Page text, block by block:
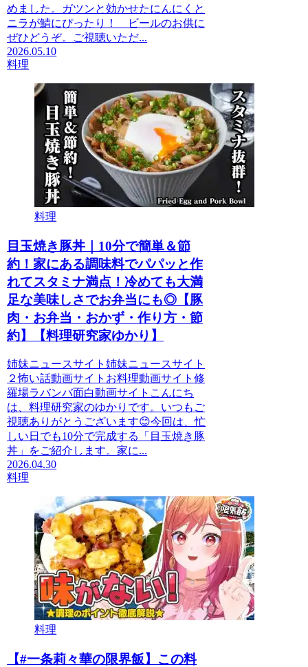
めました。ガツンと効かせたにんにくと
ニラが鯖にぴったり！ ビールのお供に
ぜひどうぞ。ご視聴いただ...
2026.05.10
料理
料理
目玉焼き豚丼｜10分で簡単＆節
約！家にある調味料でパパッと作
れてスタミナ満点！冷めても大満
足な美味しさでお弁当にも◎【豚
肉・お弁当・おかず・作り方・節
約】【料理研究家ゆかり】
姉妹ニュースサイト姉妹ニュースサイト
２怖い話動画サイトお料理動画サイト修
羅場ラバンバ面白動画サイトこんにち
は、料理研究家のゆかりです。いつもご
視聴ありがとうございます😊今回は、忙
しい日でも10分で完成する「目玉焼き豚
丼」をご紹介します。家に...
2026.04.30
料理
料理
【#一条莉々華の限界飯】この料